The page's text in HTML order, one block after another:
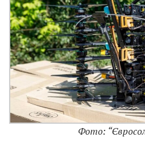
Фото: